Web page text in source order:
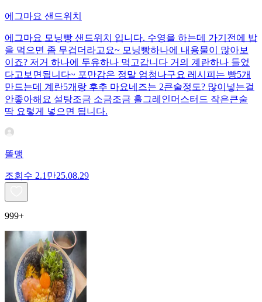
에그마요 샌드위치
에그마요 모닝빵 샌드위치 입니다. 수영을 하는데 가기전에 밥
을 먹으면 좀 무겁더라고요~ 모닝빵하나에 내용물이 많아보
이죠? 저거 하나에 두유하나 먹고갑니다 거의 계란하나 들었
다고보면됩니다~ 포만감은 정말 엄청나구요 레시피는 빵5개
만드는데 계란5개랑 후추 마요네즈는 2큰술정도? 많이넣는걸
안좋아해요 설탕조금 소금조금 홀그레인머스터드 작은큰술
딱 요렇게 넣으면 됩니다.
똘맹
조회수 2.1만25.08.29
999+